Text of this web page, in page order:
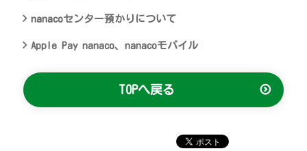
nanacoセンター預かりについて
Apple Pay nanaco、nanacoモバイル
TOPへ戻る